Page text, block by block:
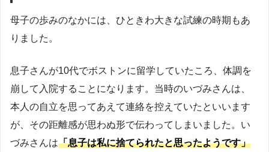
母子の歩みのなかには、ひときわ大きな試練の時期もあ
りました。
息子さんが10代でボストンに留学していたころ、体調を
崩して入院することになります。当時のいづみさんは、
本人の自立を思ってあえて連絡を控えていたといいます
が、その距離感が思わぬ形で伝わってしまいました。い
づみさんは「息子は私に捨てられたと思ったようです」